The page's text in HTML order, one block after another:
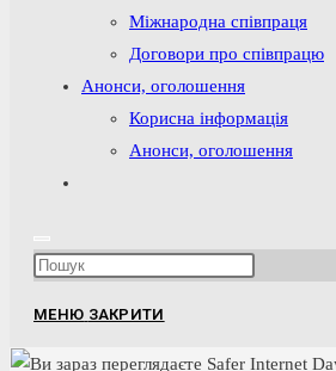
Міжнародна співпраця
Договори про співпрацю
Анонси, оголошення
Корисна інформація
Анонси, оголошення
веб-
сайті
close
МЕНЮ ЗАКРИТИ